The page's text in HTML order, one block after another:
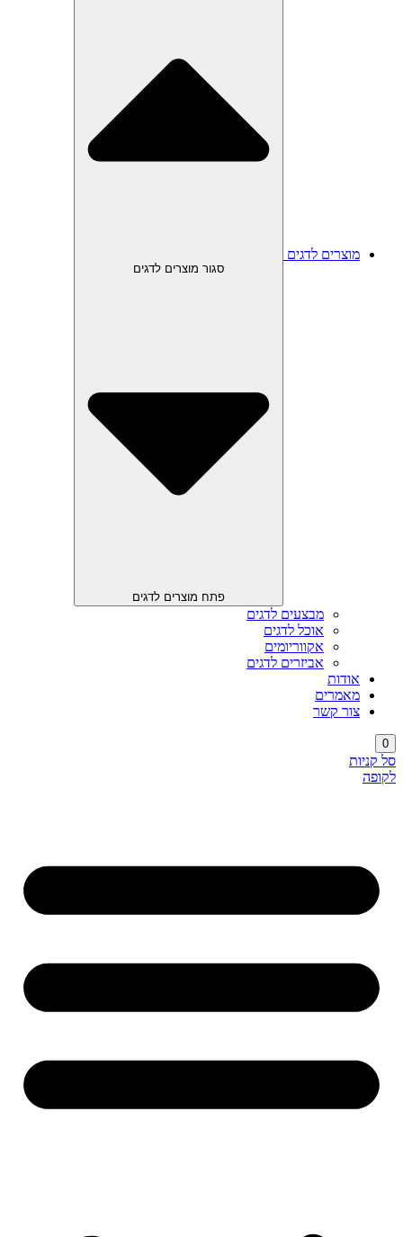
מוצרים לדגים
סגור מוצרים לדגים
פתח מוצרים לדגים
מבצעים לדגים
אוכל לדגים
אקווריומים
אביזרים לדגים
אודות
מאמרים
צור קשר
0
סל קניות
לקופה